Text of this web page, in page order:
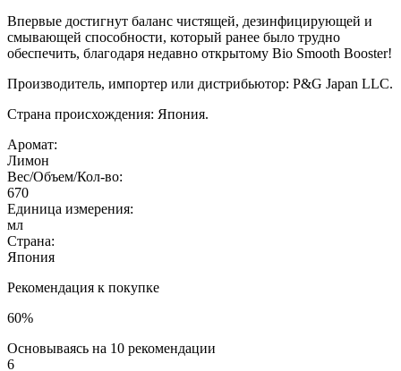
Впервые достигнут баланс чистящей, дезинфицирующей и
смывающей способности, который ранее было трудно
обеспечить, благодаря недавно открытому Bio Smooth Booster!
Производитель, импортер или дистрибьютор: P&G Japan LLC.
Страна происхождения: Япония.
Аромат:
Лимон
Вес/Объем/Кол-во:
670
Единица измерения:
мл
Страна:
Япония
Рекомендация к покупке
60%
Основываясь на 10 рекомендации
6